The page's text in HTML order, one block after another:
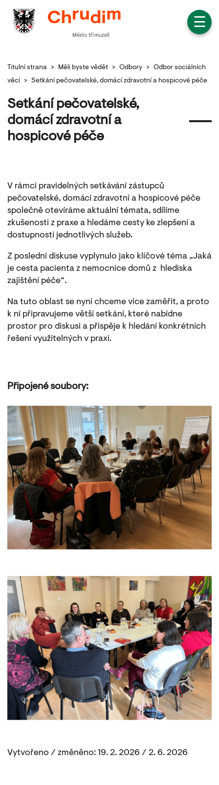
☰
Město tří muzeí!
Titulní strana > Měli byste vědět > Odbory > Odbor sociálních
věcí
> Setkání pečovatelské, domácí zdravotní a hospicové péče
Setkání pečovatelské,
domácí zdravotní a
hospicové péče
V rámci pravidelných setkávání zástupců
pečovatelské, domácí zdravotní a hospicové péče
společně otevíráme aktuální témata, sdílíme
zkušenosti z praxe a hledáme cesty ke zlepšení a
dostupnosti jednotlivých služeb.
Z poslední diskuse vyplynulo jako klíčové téma „Jaká
je cesta pacienta z nemocnice domů z hlediska
zajištění péče“.
Na tuto oblast se nyní chceme více zaměřit, a proto
k ní připravujeme větší setkání, které nabídne
prostor pro diskusi a přispěje k hledání konkrétních
řešení využitelných v praxi.
Připojené soubory:
Vytvořeno / změněno: 19. 2. 2026 / 2. 6. 2026